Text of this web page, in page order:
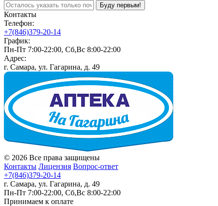
Буду первым!
Контакты
Телефон:
+7(846)379-20-14
График:
Пн-Пт 7:00-22:00, Сб,Вс 8:00-22:00
Адрес:
г. Самара, ул. Гагарина, д. 49
© 2026 Все права защищены
Контакты Лицензия Вопрос-ответ
+7(846)379-20-14
г. Самара, ул. Гагарина, д. 49
Пн-Пт 7:00-22:00, Сб,Вс 8:00-22:00
Принимаем к оплате